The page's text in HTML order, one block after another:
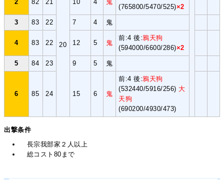
20
2 82 21 10 4 鬼
(765800/5470/525)×2
3 83 22 7 4 鬼
4 83 22 12 5 鬼
前:4 後:鴉天狗
(594000/6600/286)×2
5 84 23 9 5 鬼
6 85 24 15 6 鬼
前:4 後:鴉天狗
(532440/5916/256) 大
天狗
(690200/4930/473)
出撃条件
長宗我部家２人以上
総コスト80まで